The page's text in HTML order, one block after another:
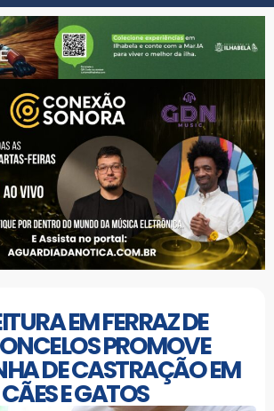
EM FERRAZ DE
PROMOVE
DE CASTRAÇÃO EM
CÃES E GATOS